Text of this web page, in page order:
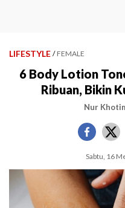
LIFESTYLE / FEMALE
6 Body Lotion
Ribuan, Bikin
Nur
Sabtu, 16